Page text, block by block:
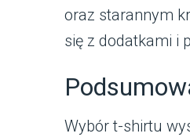
oraz starannym
się z dodatkami i
Wybór t-shirtu